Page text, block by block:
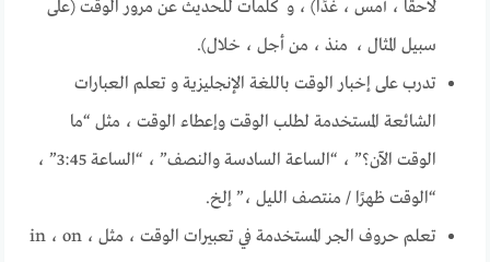
لاحقًا ، أمس ، غدًا) ، و كلمات للحديث عن مرور الوقت (على
سبيل المثال ، منذ ، من أجل ، خلال).
تدرب على إخبار الوقت باللغة الإنجليزية و تعلم العبارات
الشائعة المستخدمة لطلب الوقت وإعطاء الوقت ، مثل “ما
الوقت الآن؟” ، “الساعة السادسة والنصف” ، “الساعة 3:45” ،
“الوقت ظهرًا / منتصف الليل ،” إلخ.
تعلم حروف الجر المستخدمة في تعبيرات الوقت ، مثل in ، on ،